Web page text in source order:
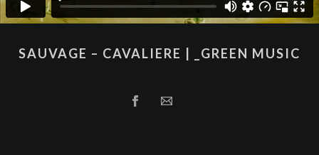
SAUVAGE – CAVALIERE | _GREEN MUSIC